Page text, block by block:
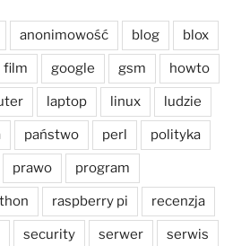
anonimowość blog blox
film google gsm howto
laptop linux ludzie
państwo perl polityka
prawo program
raspberry pi recenzja
security serwer serwis